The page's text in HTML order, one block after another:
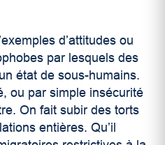
d’attitudes ou
par lesquels des
état de sous-humains.
ou par simple insécurité
On fait subir des torts
entières. Qu’il